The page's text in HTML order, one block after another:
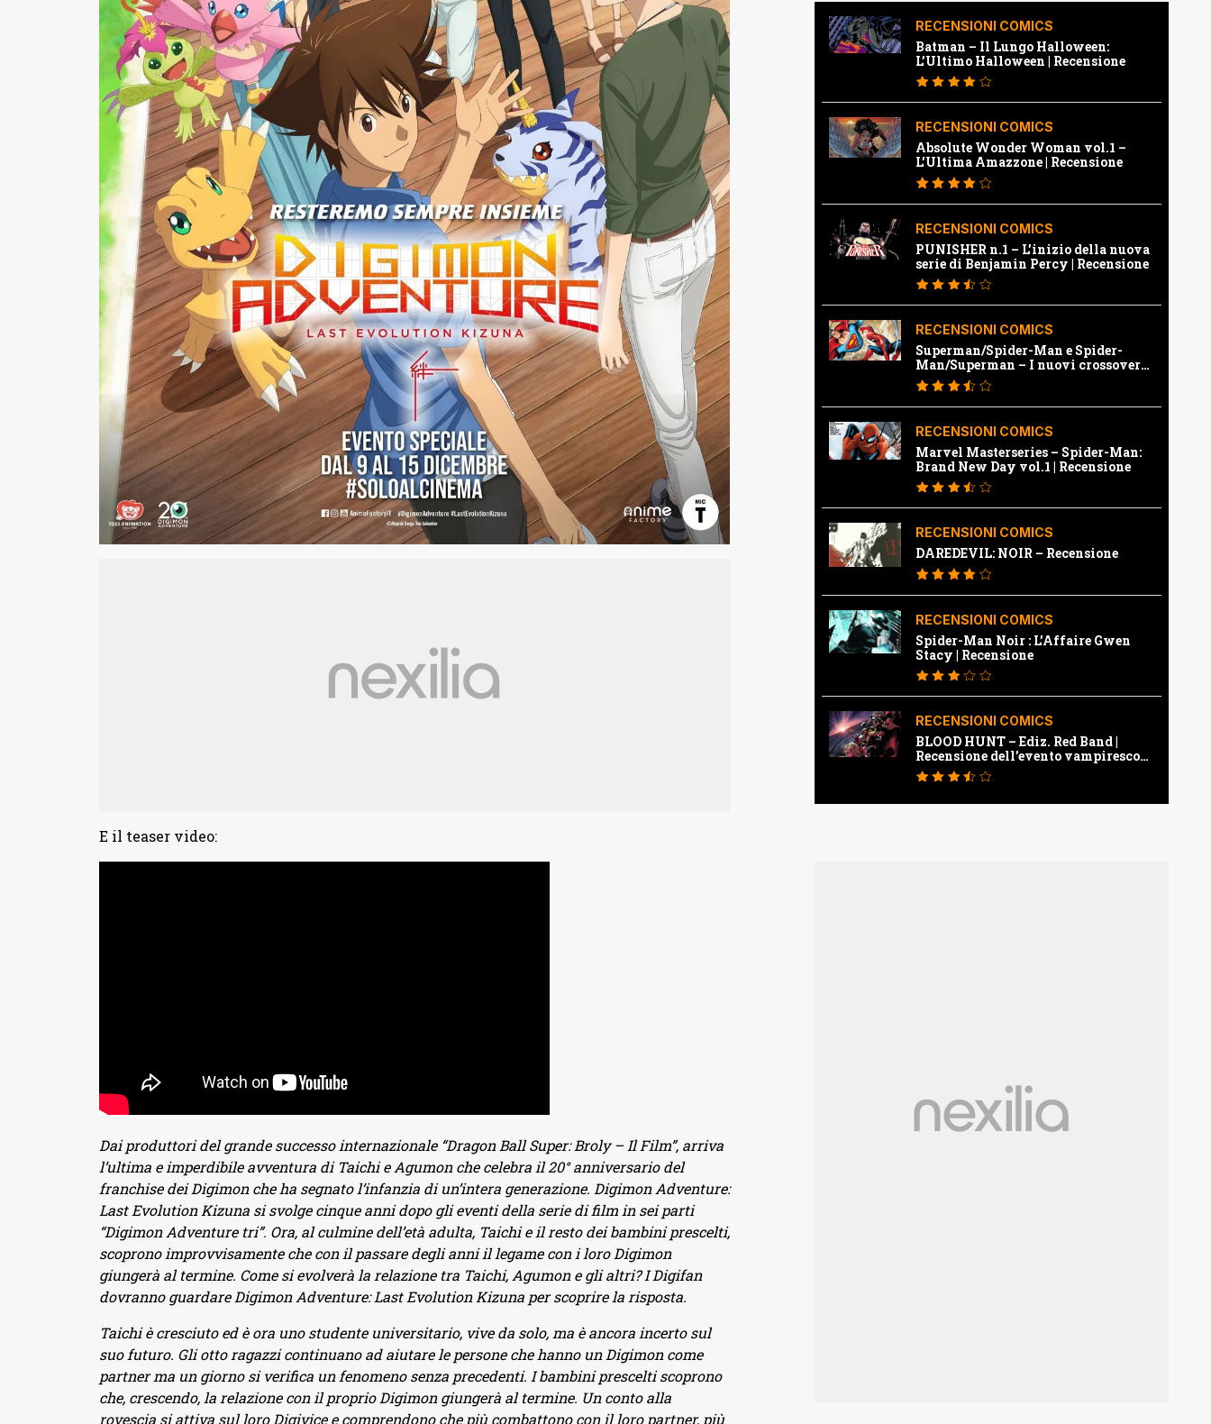
E il teaser video:
Dai produttori del grande successo internazionale “Dragon Ball Super: Broly – Il Film”, arriva
l’ultima e imperdibile avventura di Taichi e Agumon che celebra il 20° anniversario del
franchise dei Digimon che ha segnato l’infanzia di un’intera generazione. Digimon Adventure:
Last Evolution Kizuna si svolge cinque anni dopo gli eventi della serie di film in sei parti
“Digimon Adventure tri”. Ora, al culmine dell’età adulta, Taichi e il resto dei bambini prescelti,
scoprono improvvisamente che con il passare degli anni il legame con i loro Digimon
giungerà al termine. Come si evolverà la relazione tra Taichi, Agumon e gli altri? I Digifan
dovranno guardare Digimon Adventure: Last Evolution Kizuna per scoprire la risposta.
Taichi è cresciuto ed è ora uno studente universitario, vive da solo, ma è ancora incerto sul
suo futuro. Gli otto ragazzi continuano ad aiutare le persone che hanno un Digimon come
partner ma un giorno si verifica un fenomeno senza precedenti. I bambini prescelti scoprono
che, crescendo, la relazione con il proprio Digimon giungerà al termine. Un conto alla
rovescia si attiva sul loro Digivice e comprendono che più combattono con il loro partner, più
RECENSIONI COMICS
Batman – Il Lungo Halloween:
L’Ultimo Halloween | Recensione
RECENSIONI COMICS
Absolute Wonder Woman vol.1 –
L’Ultima Amazzone | Recensione
RECENSIONI COMICS
PUNISHER n.1 – L’inizio della nuova
serie di Benjamin Percy | Recensione
RECENSIONI COMICS
Superman/Spider-Man e Spider-
Man/Superman – I nuovi crossover
Marvel e Dc | Recensione
RECENSIONI COMICS
Marvel Masterseries – Spider-Man:
Brand New Day vol.1 | Recensione
RECENSIONI COMICS
DAREDEVIL: NOIR – Recensione
RECENSIONI COMICS
Spider-Man Noir : L’Affaire Gwen
Stacy | Recensione
RECENSIONI COMICS
BLOOD HUNT – Ediz. Red Band |
Recensione dell’evento vampiresco
della Marvel